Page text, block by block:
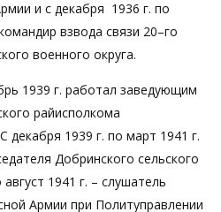
и с декабря 1936 г. по
взвода связи 20–го
военного округа.
1939 г. работал заведующим
райисполкома
декабря 1939 г. по март 1941 г.
Добринского сельского
1941 г. – слушатель
Армии при Политуправлении